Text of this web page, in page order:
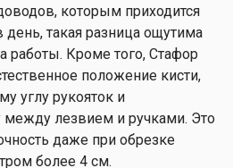
которым приходится
день, такая разница ощутима
работы. Кроме того, Стафор
положение кисти,
углу рукояток и
между лезвием и ручками. Это
даже при обрезке
более 4 см.